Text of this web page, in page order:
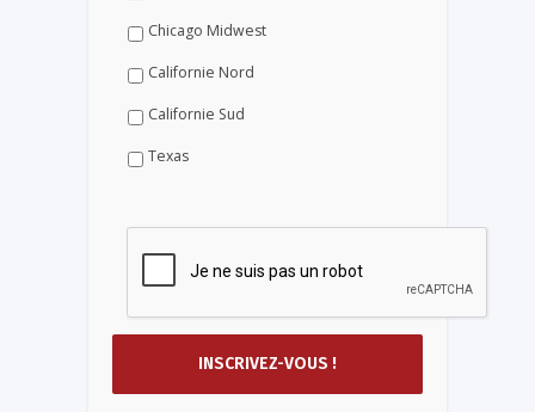
Chicago Midwest
Californie Nord
Californie Sud
Texas